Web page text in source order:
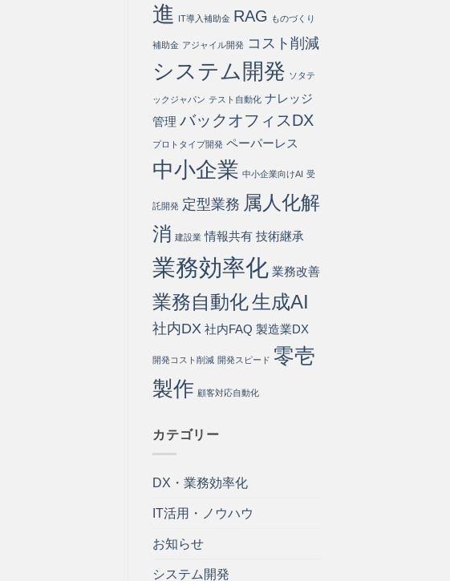
法
進
IT導入補助金 RAG ものづくり
補助金 アジャイル開発 コスト削減
システム開発 ソタテ
ックジャパン テスト自動化 ナレッジ
管理 バックオフィスDX
プロトタイプ開発 ペーパーレス
中小企業 中小企業向けAI 受
託開発 定型業務 属人化解
消 建設業 情報共有 技術継承
業務効率化 業務改善
業務自動化生成AI
社内DX 社内FAQ 製造業DX
開発コスト削減 開発スピード 零壱
製作 顧客対応自動化
カテゴリー
DX・業務効率化
IT活用・ノウハウ
お知らせ
システム開発